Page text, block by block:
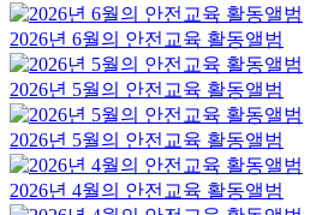
2026년 6월의 안전교육 활동앨범
2026년 5월의 안전교육 활동앨범
2026년 5월의 안전교육 활동앨범
2026년 4월의 안전교육 활동앨범